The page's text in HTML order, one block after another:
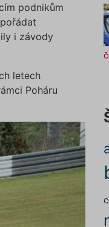
podnikům
i závody
letech
Poháru